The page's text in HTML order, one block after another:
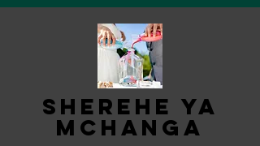
sherehe ya
mchanga